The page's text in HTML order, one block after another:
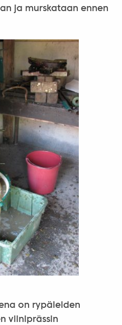
ja murskataan ennen
on rypäleiden
viiniprässin